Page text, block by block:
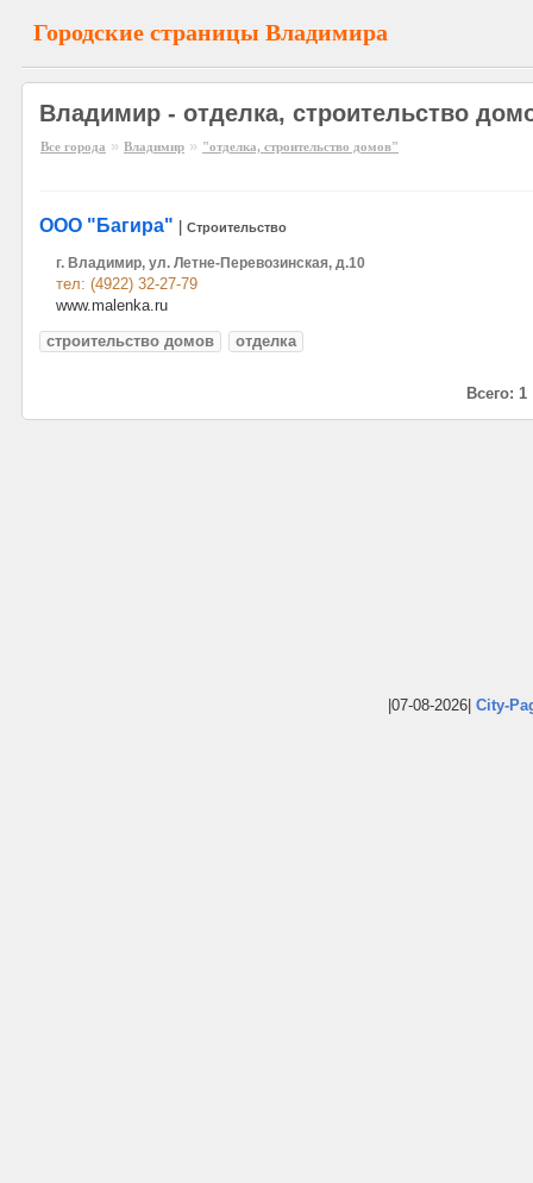
Городские страницы Владимира
Владимир - отделка, строительство
Все города » Владимир » "отделка, строительство домов"
ООО "Багира" Строительство
г. Владимир, ул. Летне-Перевозинская, д.10
тел: (4922) 32-27-79
www.malenka.ru
строительство домов
отделка
Всего: 1
|07-08-2026| City-